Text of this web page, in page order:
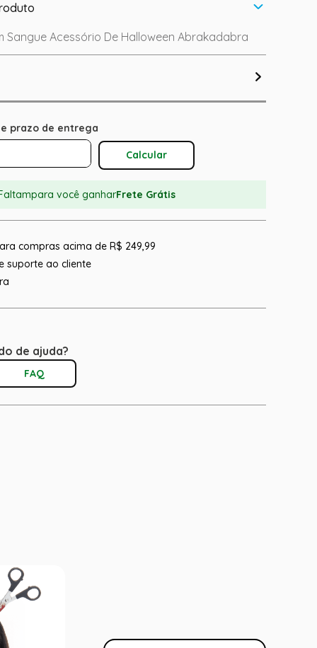
Sangue Acessório De Halloween Abrakadabra
Calcular O Frete
para você ganharFrete Grátis
compras acima de R$ 249,99
suporte ao cliente
de ajuda?
FAQ